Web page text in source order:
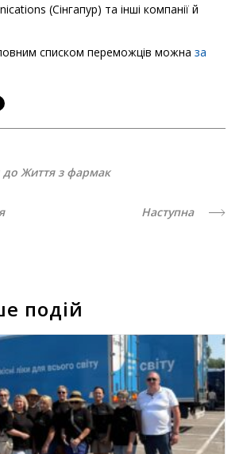
(Сінгапур) та інші компанії й
списком переможців можназа
до Життя з фармак
Наступна
подій